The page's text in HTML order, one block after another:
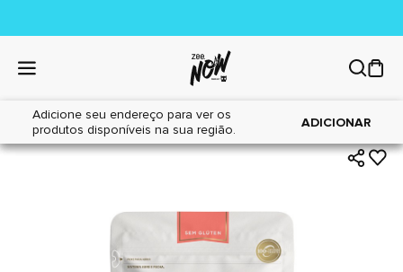
Adicione seu endereço para ver os
produtos disponíveis na sua região.
ADICIONAR
Home|Gatos|Petiscos